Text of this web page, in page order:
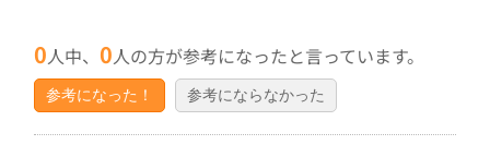
0人中、0人の方が参考になったと言っています。
参考になった！ 参考にならなかった